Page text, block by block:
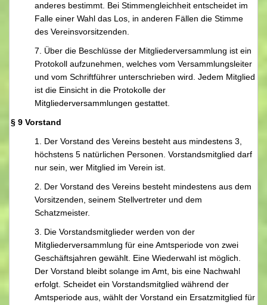
anderes bestimmt. Bei Stimmengleichheit entscheidet im
Falle einer Wahl das Los, in anderen Fällen die Stimme
des Vereinsvorsitzenden.
7. Über die Beschlüsse der Mitgliederversammlung ist ein
Protokoll aufzunehmen, welches vom Versammlungsleiter
und vom Schriftführer unterschrieben wird. Jedem Mitglied
ist die Einsicht in die Protokolle der
Mitgliederversammlungen gestattet.
§ 9 Vorstand
1. Der Vorstand des Vereins besteht aus mindestens 3,
höchstens 5 natürlichen Personen. Vorstandsmitglied darf
nur sein, wer Mitglied im Verein ist.
2. Der Vorstand des Vereins besteht mindestens aus dem
Vorsitzenden, seinem Stellvertreter und dem
Schatzmeister.
3. Die Vorstandsmitglieder werden von der
Mitgliederversammlung für eine Amtsperiode von zwei
Geschäftsjahren gewählt. Eine Wiederwahl ist möglich.
Der Vorstand bleibt solange im Amt, bis eine Nachwahl
erfolgt. Scheidet ein Vorstandsmitglied während der
Amtsperiode aus, wählt der Vorstand ein Ersatzmitglied für